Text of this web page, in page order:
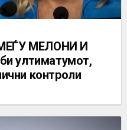
МЕЛОНИ И
ултиматумот,
контроли